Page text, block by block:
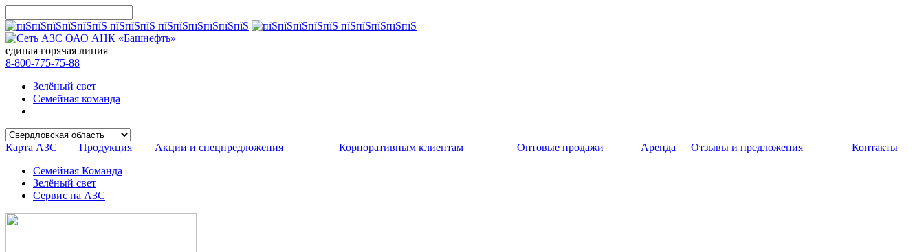
единая горячая линия
8-800-775-75-88
Зелёный свет
Семейная команда
Карта АЗС Продукция Акции и спецпредложения Корпоративным клиентам Оптовые продажи Аренда Отзывы и предложения
Контакты
Семейная Команда
Зелёный свет
Сервис на АЗС